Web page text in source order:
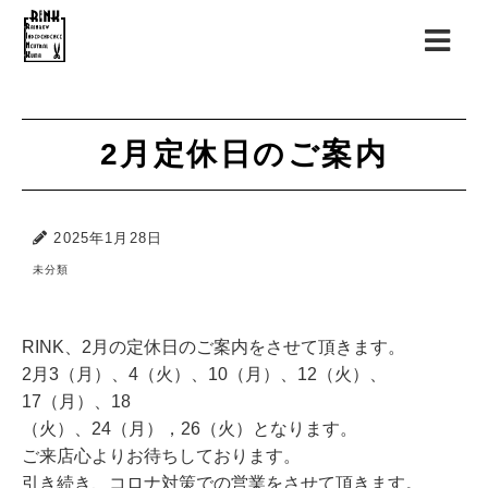
2月定休日のご案内
2025年1月28日
未分類
RINK、2月の定休日のご案内をさせて頂きます。
2月3（月）、4（火）、10（月）、12（火）、
17（月）、18
（火）、24（月），26（火）となります。
ご来店心よりお待ちしております。
引き続き、コロナ対策での営業をさせて頂きます。